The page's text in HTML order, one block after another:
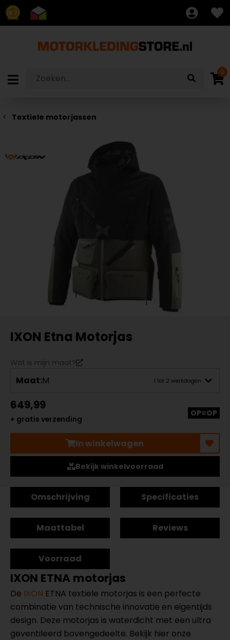
8.7
0
Textiele motorjassen
IXON Etna Motorjas
Wat is mijn maat?
Maat:M 1 tot 2 werkdagen
649,99
+ gratis verzending
OP=OP
In winkelwagen
Bekijk winkelvoorraad
Omschrijving Specificaties
Maattabel Reviews
Voorraad
IXON ETNA motorjas
De IXON ETNA textiele motorjas is een perfecte
combinatie van technische innovatie en eigentijds
design. Deze motorjas is waterdicht met een ultra
geventileerd bovengedeelte. Bekijk hier onze